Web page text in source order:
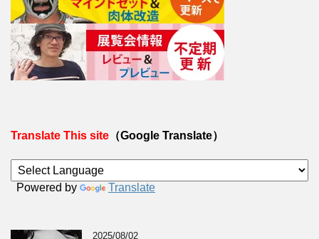
Translate This site （Google Translate）
Powered by Translate
2025/08/02